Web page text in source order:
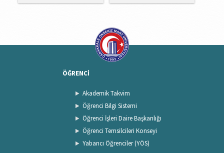
ÖĞRENCİ
Akademik Takvim
Öğrenci Bilgi Sistemi
Öğrenci İşleri Daire Başkanlığı
Öğrenci Temsilcileri Konseyi
Yabancı Öğrenciler (YÖS)